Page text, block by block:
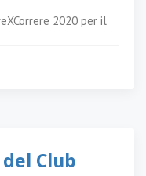
2020 per il
Club